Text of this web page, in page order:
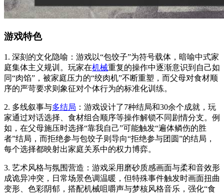
游戏特色
1. 深刻的文化隐喻：游戏以“包饺子”为符号载体，暗喻中式家
庭集体主义规训。玩家在机械重复的操作中逐渐意识到自己如
同“肉馅”，被家庭压力的“绞肉机”不断重塑，而父母对食材顺
序的严苛要求则象征对个体行为的标准化训练。
2. 多线叙事与多结局 ：游戏设计了7种结局和30余个成就，玩
家通过对话选择、食材组合顺序等操作解锁不同剧情分支。例
如，在父母施压时选择“靠我自己”可能触发“遍体鳞伤的胜
者”结局，而拒绝参与包饺子则导向“拒绝参与团圆”的结局，
每个选择都映射出家庭关系中的权力博弈。
3. 艺术风格与氛围营造：游戏采用磨砂质感画面与柔和音效形
成诡异冲突，日常场景色调温暖，但特殊事件触发时画面扭曲
变形、色彩阴郁，搭配机械咀嚼声与梦核风格音乐，强化“食